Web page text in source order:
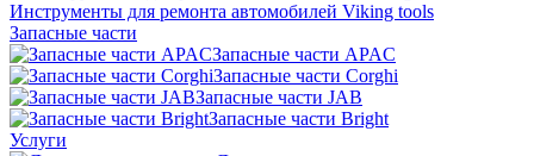
Инструменты для ремонта автомобилей Viking tools
Запасные части
Запасные части APAC
Запасные части Corghi
Запасные части JAB
Запасные части Bright
Услуги